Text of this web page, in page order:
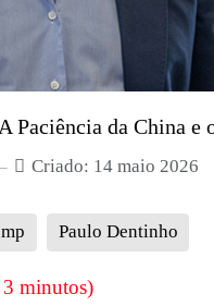
Paciência da China
Criado: 14 maio 2026
Paulo Dentinho
minutos)